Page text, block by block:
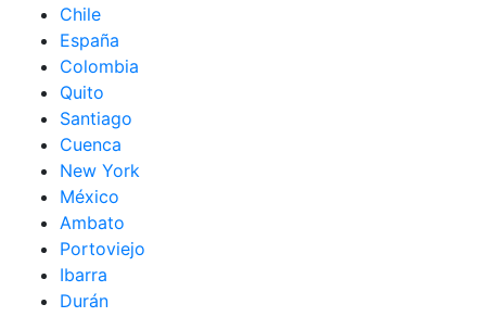
Chile
España
Colombia
Quito
Santiago
Cuenca
New York
México
Ambato
Portoviejo
Ibarra
Durán